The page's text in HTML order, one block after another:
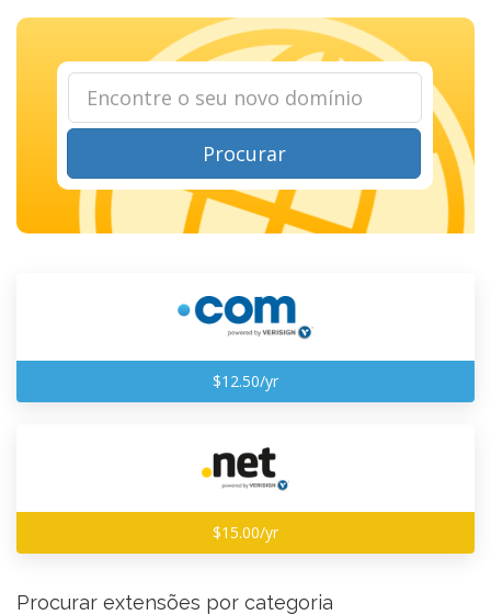
Procurar
$12.50/yr
$15.00/yr
Procurar extensões por categoria